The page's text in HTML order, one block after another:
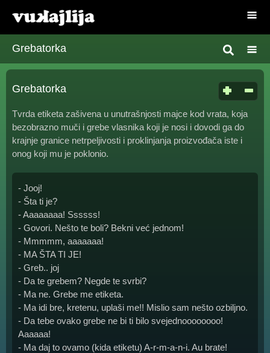
Grebatorka
Grebatorka
Tvrda etiketa zašivena u unutrašnjosti majce kod vrata, koja
bezobrazno muči i grebe vlasnika koji je nosi i dovodi ga do
krajnje granice netrpeljivosti i proklinjanja proizvođača iste i
onog koji mu je poklonio.
- Jooj!
- Šta ti je?
- Aaaaaaaa! Ssssss!
- Govori. Nešto te boli? Bekni već jednom!
- Mmmmm, aaaaaaa!
- MA ŠTA TI JE!
- Greb.. joj
- Da te grebem? Negde te svrbi?
- Ma ne. Grebe me etiketa.
- Ma idi bre, kretenu, uplaši me!! Mislio sam nešto ozbiljno.
- Da tebe ovako grebe ne bi ti bilo svejednoooooooo!
Aaaaaa!
- Ma daj to ovamo (kida etiketu) A-r-m-a-n-i. Au brate!